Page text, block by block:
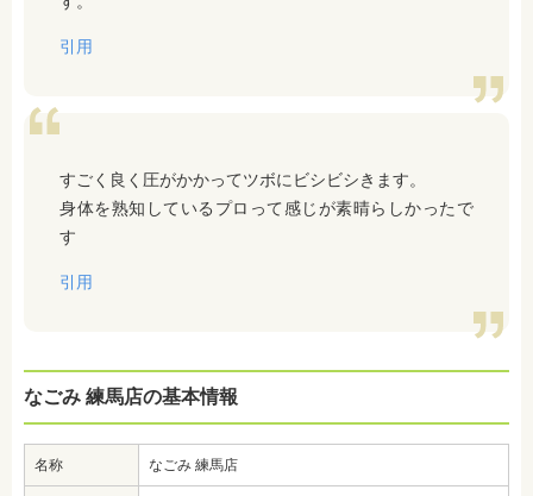
引用
すごく良く圧がかかってツボにビシビシきます。
身体を熟知しているプロって感じが素晴らしかったで
す
引用
なごみ 練馬店の基本情報
名称 なごみ 練馬店